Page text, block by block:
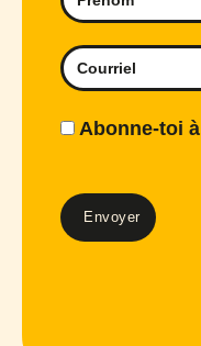
Abonne-toi